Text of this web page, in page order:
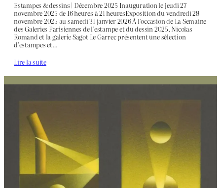
Estampes & dessins | Décembre 2025 Inauguration le jeudi 27
novembre 2025 de 16 heures à 21 heuresExposition du vendredi 28
novembre 2025 au samedi 31 janvier 2026 À l’occasion de La Semaine
des Galeries Parisiennes de l’estampe et du dessin 2025, Nicolas
Romand et la galerie Sagot Le Garrec présentent une sélection
d’estampes et…
Lire la suite